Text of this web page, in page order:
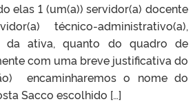
elas 1 (um(a)) servidor(a) docente
técnico-administrativo(a),
da ativa, quanto do quadro de
com uma breve justificativa do
encaminharemos o nome do
Sacco escolhido […]